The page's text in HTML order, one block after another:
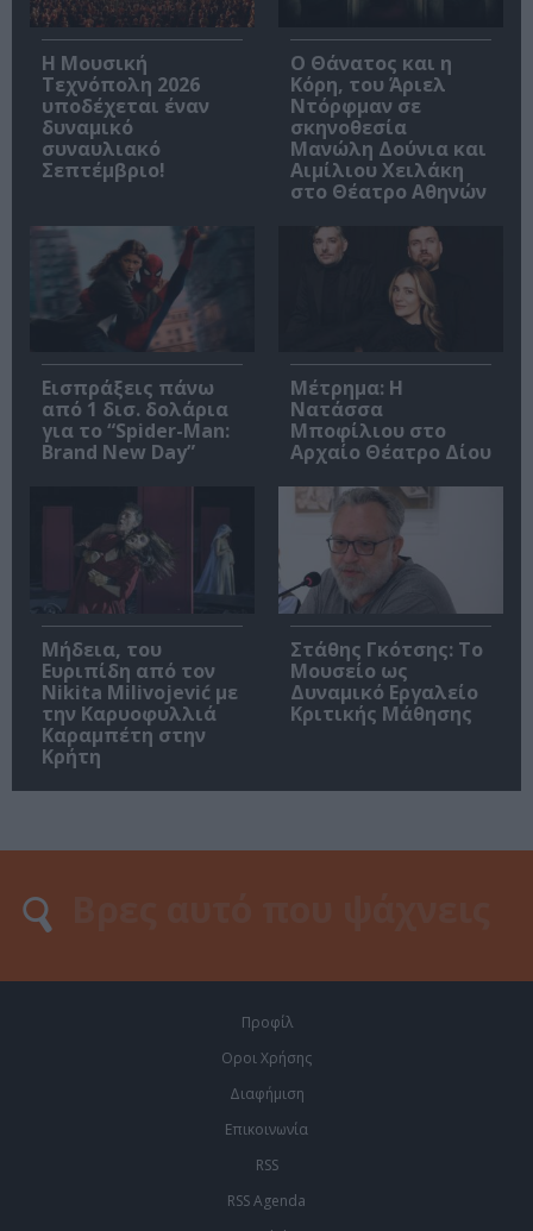
Η Μουσική
Τεχνόπολη 2026
υποδέχεται έναν
δυναμικό
συναυλιακό
Σεπτέμβριο!
Ο Θάνατος και η
Κόρη, του Άριελ
Ντόρφμαν σε
σκηνοθεσία
Μανώλη Δούνια και
Αιμίλιου Χειλάκη
στο Θέατρο Αθηνών
Εισπράξεις πάνω
από 1 δισ. δολάρια
για το “Spider-Man:
Brand New Day”
Μέτρημα: Η
Νατάσσα
Μποφίλιου στο
Αρχαίο Θέατρο Δίου
Μήδεια, του
Ευριπίδη από τον
Nikita Milivojević με
την Καρυοφυλλιά
Καραμπέτη στην
Κρήτη
Στάθης Γκότσης: Το
Μουσείο ως
Δυναμικό Εργαλείο
Κριτικής Μάθησης
Προφίλ
Οροι Χρήσης
Διαφήμιση
Επικοινωνία
RSS
RSS Agenda